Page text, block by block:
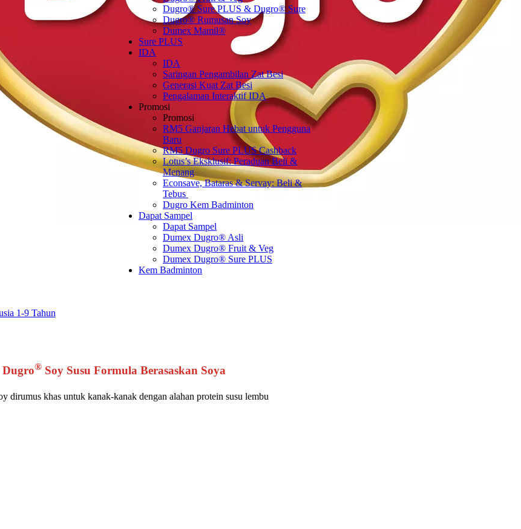
Dugro® Sure PLUS & Dugro® Sure
Dugro® Rumusan Soy
Dumex Mamil®
Sure PLUS
IDA
IDA
Saringan Pengambilan Zat Besi
Generasi Kuat Zat Besi
Pengalaman Interaktif IDA
Promosi
Promosi
RM5 Ganjaran Hebat untuk Pengguna
Baru
RM5 Dugro Sure PLUS Cashback
Lotus’s Eksklusif: Peraduan Beli &
Menang
Econsave, Bataras & Servay: Beli &
Tebus ​
Dugro Kem Badminton
Dapat Sampel
Dapat Sampel
Dumex Dugro® Asli
Dumex Dugro® Fruit & Veg
Dumex Dugro® Sure PLUS
Kem Badminton
1-9 Tahun
Dugro® Soy Susu Formula Berasaskan Soya
dirumus khas untuk kanak-kanak dengan alahan protein susu lembu